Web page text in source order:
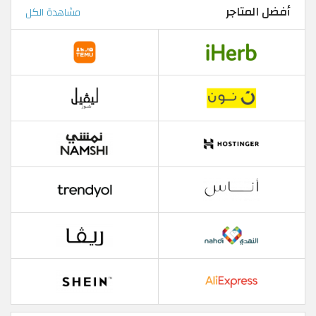
أفضل المتاجر مشاهدة الكل